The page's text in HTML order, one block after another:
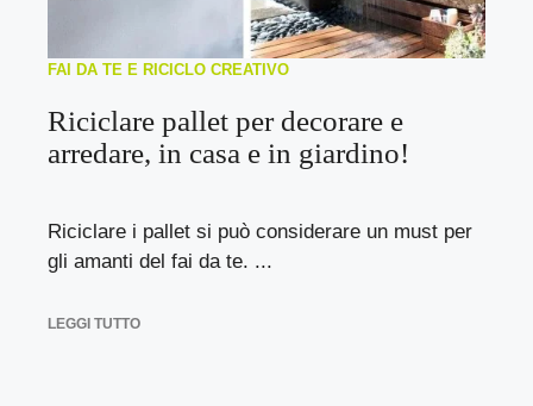
FAI DA TE E RICICLO CREATIVO
Riciclare pallet per decorare e
arredare, in casa e in giardino!
Riciclare i pallet si può considerare un must per
gli amanti del fai da te. ...
LEGGI TUTTO